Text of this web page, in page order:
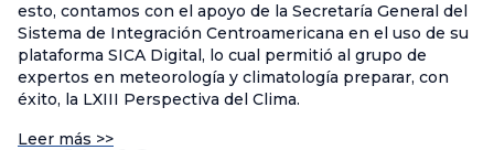
esto, contamos con el apoyo de la Secretaría General del
Sistema de Integración Centroamericana en el uso de su
plataforma SICA Digital, lo cual permitió al grupo de
expertos en meteorología y climatología preparar, con
éxito, la LXIII Perspectiva del Clima.
Leer más >>